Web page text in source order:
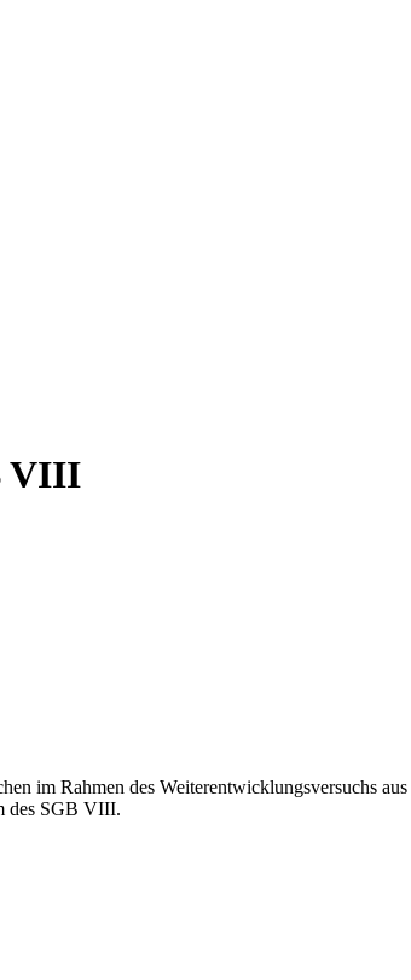
VIII
im Rahmen des Weiterentwicklungsversuchs
des SGB VIII.